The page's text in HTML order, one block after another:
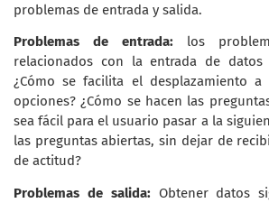
problemas de entrada y salida.
Problemas de entrada: los
relacionados con la entrada de datos
¿Cómo se facilita el desplazamiento
opciones? ¿Cómo se hacen las
sea fácil para el usuario pasar a la
las preguntas abiertas, sin dejar de
de actitud?
Problemas de salida: Obtener datos